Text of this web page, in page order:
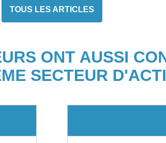
TOUS LES ARTICLES
ONT AUSSI
SECTEUR